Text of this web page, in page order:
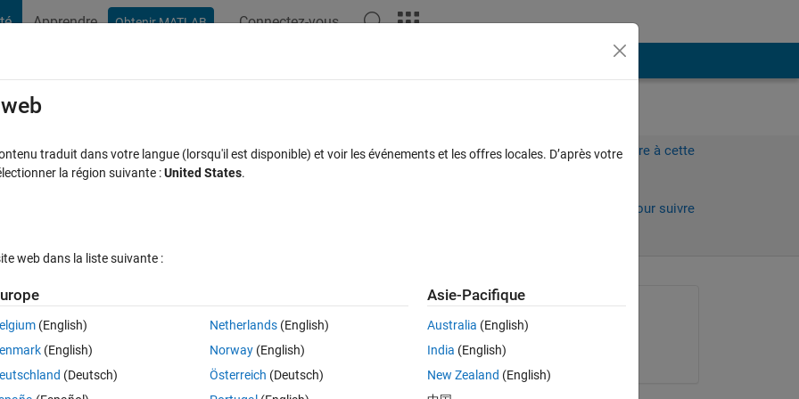
Apprendre Obtenir MATLAB Connectez-vous
Connectez-vous pour répondre à cette
Connectez-vous pour suivre
function.
Altug
le 9 Juil 2012
traduit dans votre langue (lorsqu'il est disponible) et voir les événements et les offres locales. D’après votre
la région suivante :United States.
web dans la liste suivante :
(English)
(English)
(Deutsch)
Netherlands(English)
Norway(English)
Österreich (Deutsch)
Asie-Pacifique
Australia (English)
India (English)
New Zealand (English)